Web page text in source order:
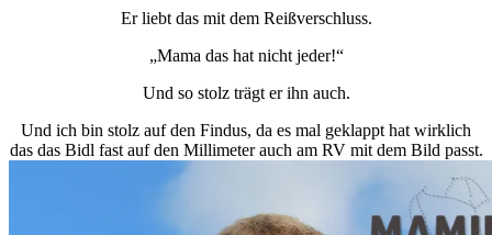
Er liebt das mit dem Reißverschluss.
„Mama das hat nicht jeder!“
Und so stolz trägt er ihn auch.
Und ich bin stolz auf den Findus, da es mal geklappt hat wirklich
das das Bidl fast auf den Millimeter auch am RV mit dem Bild passt.